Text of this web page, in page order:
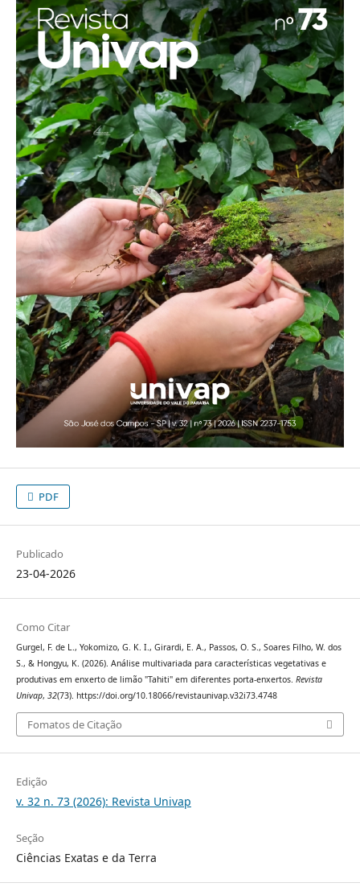
PDF
Publicado
23-04-2026
Como Citar
Gurgel, F. de L., Yokomizo, G. K. I., Girardi, E. A., Passos, O. S., Soares Filho, W. dos
S., & Hongyu, K. (2026). Análise multivariada para características vegetativas e
produtivas em enxerto de limão "Tahiti" em diferentes porta-enxertos. Revista
Univap, 32(73). https://doi.org/10.18066/revistaunivap.v32i73.4748
Fomatos de Citação
Edição
v. 32 n. 73 (2026): Revista Univap
Seção
Ciências Exatas e da Terra